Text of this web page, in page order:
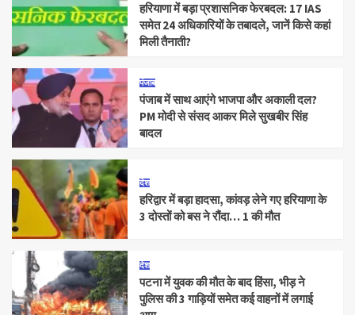
हरियाणा में बड़ा प्रशासनिक फेरबदल: 17 IAS
समेत 24 अधिकारियों के तबादले, जानें किसे कहां
मिली तैनाती?
पंजाब
पंजाब में साथ आएंगे भाजपा और अकाली दल?
PM मोदी से संसद आकर मिले सुखबीर सिंह
बादल
देश
हरिद्वार में बड़ा हादसा, कांवड़ लेने गए हरियाणा के
3 दोस्तों को बस ने रौंदा… 1 की मौत
देश
पटना में युवक की मौत के बाद हिंसा, भीड़ ने
पुलिस की 3 गाड़ियों समेत कई वाहनों में लगाई